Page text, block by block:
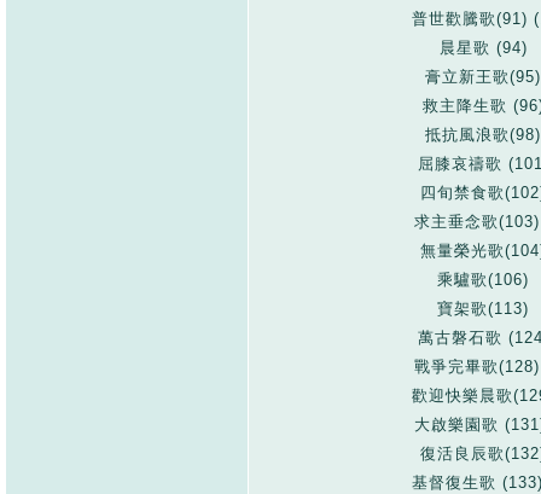
普世歡騰歌(91)
晨星歌 (94)
膏立新王歌(95)
救主降生歌
抵抗風浪歌(98)
屈膝哀禱歌
四旬禁食歌
求主垂念歌
無量榮光歌
乘驢歌(106)
寶架歌(113)
萬古磐石歌
戰爭完畢歌
歡迎快樂晨歌
大啟樂園歌
復活良辰歌
基督復生歌